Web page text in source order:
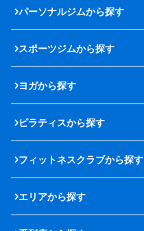
パーソナルジムから探す
スポーツジムから探す
ヨガから探す
ピラティスから探す
フィットネスクラブから探す
エリアから探す